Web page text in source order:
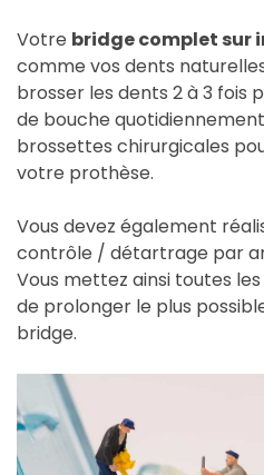
Votre bridge complet sur
comme vos dents
brosser les dents 2 à 3 fois
de bouche
brossettes chirurgicales
votre prothèse.
Vous devez également
contrôle / détartrage par
Vous mettez ainsi toutes
de prolonger le plus
bridge.